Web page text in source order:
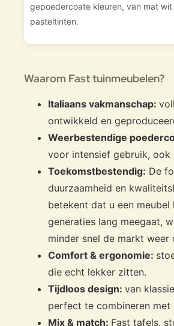
gepoedercoate kleuren, van mat
pasteltinten.
Waarom Fast tuinmeubelen?
Italiaans vakmanschap:
ontwikkeld en
Weerbestendige
voor intensief gebruik, ook
Toekomstbestendig: De
duurzaamheid en
betekent dat u een
generaties lang meegaat,
minder snel de markt weer
Comfort & ergonomie:
die echt lekker zitten.
Tijdloos design: van
perfect te combineren met
Mix & match: Fast tafels,